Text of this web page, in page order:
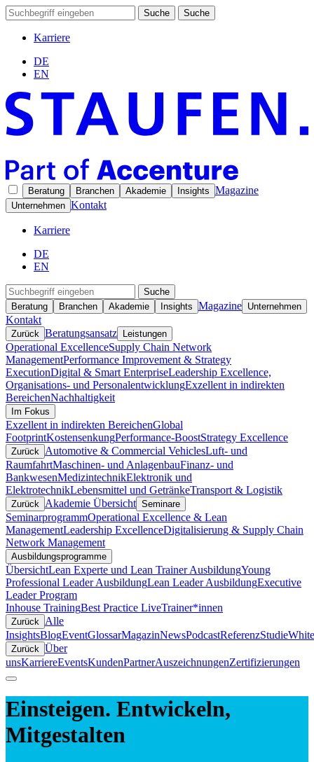
Suche Suche
Karriere
DE
EN
Beratung Branchen Akademie Insights Magazine
Unternehmen Kontakt
Karriere
DE
EN
Suche
Beratung
Branchen Akademie Insights Magazine Unternehmen
Kontakt
Zurück Beratungsansatz Leistungen
Operational ExcellenceSupply Chain Network
ManagementPerformance Improvement & Strategy
ExecutionDigital & Smart EnterpriseLeadership Excellence,
Organisations- und PersonalentwicklungExzellent in indirekten
BereichenNachhaltigkeit
Im Fokus
Exzellent in indirekten BereichenGlobal
FootprintKostensenkungPerformance-BoostStrategy Excellence
Zurück Automotive & Commercial VehiclesLuft- und
RaumfahrtMaschinen- und AnlagenbauFinanz- und
BankwesenMedizintechnikElektronik und
ElektrotechnikLebensmittel und GetränkeTransport & Logistik
Zurück Akademie Übersicht Seminare
SeminarprogrammOperational Excellence & Lean
ManagementLeadership ExcellenceDigitalisierung & Supply Chain
Network Management
Ausbildungsprogramme
ÜbersichtLean Experte und Lean Trainer AusbildungYoung
Professional Leader AusbildungLean Leader AusbildungExecutive
Leader Program
Inhouse TrainingBest Practice LiveTrainer*innen
Zurück
Alle
InsightsBlogEventGlossarMagazinNewsPodcastReferenzStudie
Zurück Über
unsKarriereEventsKundenPartnerAuszeichnungenZertifizierungen
Einsteigen. Entwickeln,
Mitgestalten